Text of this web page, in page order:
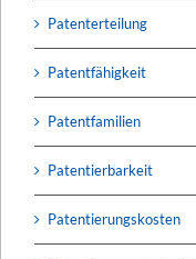
Patenterteilung
Patentfähigkeit
Patentfamilien
Patentierbarkeit
Patentierungskosten